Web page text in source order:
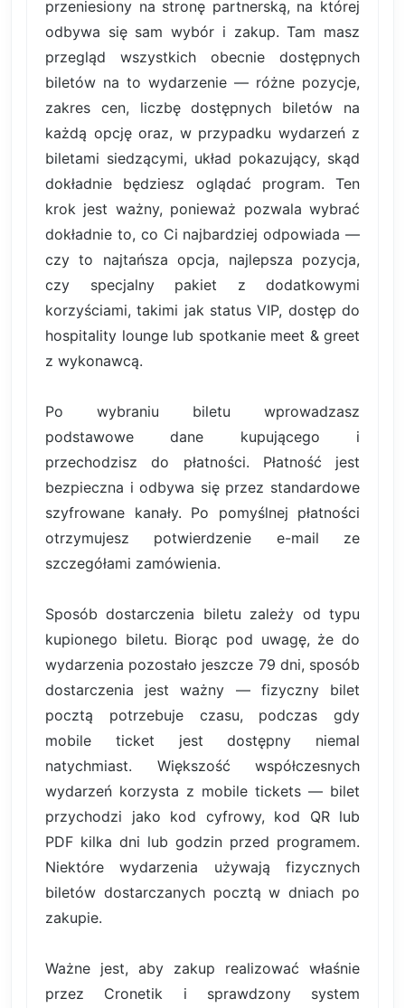
przeniesiony na stronę partnerską, na której
odbywa się sam wybór i zakup. Tam masz
przegląd wszystkich obecnie dostępnych
biletów na to wydarzenie — różne pozycje,
zakres cen, liczbę dostępnych biletów na
każdą opcję oraz, w przypadku wydarzeń z
biletami siedzącymi, układ pokazujący, skąd
dokładnie będziesz oglądać program. Ten
krok jest ważny, ponieważ pozwala wybrać
dokładnie to, co Ci najbardziej odpowiada —
czy to najtańsza opcja, najlepsza pozycja,
czy specjalny pakiet z dodatkowymi
korzyściami, takimi jak status VIP, dostęp do
hospitality lounge lub spotkanie meet & greet
z wykonawcą.
Po wybraniu biletu wprowadzasz
podstawowe dane kupującego i
przechodzisz do płatności. Płatność jest
bezpieczna i odbywa się przez standardowe
szyfrowane kanały. Po pomyślnej płatności
otrzymujesz potwierdzenie e-mail ze
szczegółami zamówienia.
Sposób dostarczenia biletu zależy od typu
kupionego biletu. Biorąc pod uwagę, że do
wydarzenia pozostało jeszcze 79 dni, sposób
dostarczenia jest ważny — fizyczny bilet
pocztą potrzebuje czasu, podczas gdy
mobile ticket jest dostępny niemal
natychmiast. Większość współczesnych
wydarzeń korzysta z mobile tickets — bilet
przychodzi jako kod cyfrowy, kod QR lub
PDF kilka dni lub godzin przed programem.
Niektóre wydarzenia używają fizycznych
biletów dostarczanych pocztą w dniach po
zakupie.
Ważne jest, aby zakup realizować właśnie
przez Cronetik i sprawdzony system